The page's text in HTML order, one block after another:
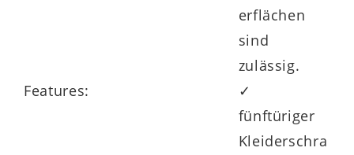
erflächen
sind
zulässig.
Features:
✓
fünftüriger
Kleiderschra